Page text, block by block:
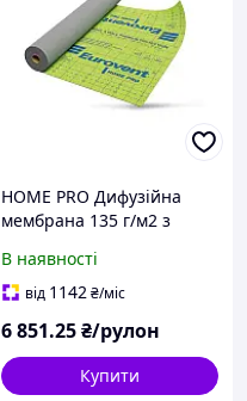
HOME PRO Дифузійна
мембрана 135 г/м2 з
(Євровент) Німеччина
В наявності
від 1142₴/міс
6 851.25₴/рулон
Купити